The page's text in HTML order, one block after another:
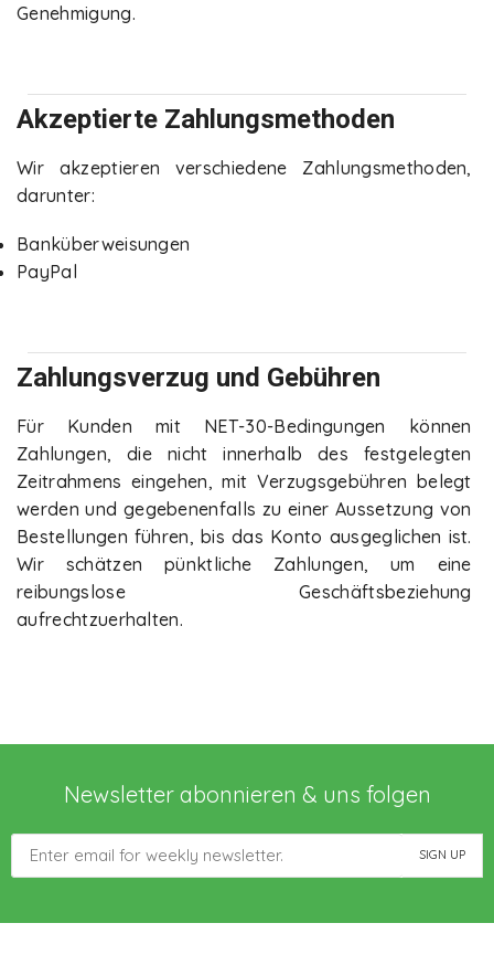
Genehmigung.
Akzeptierte Zahlungsmethoden
Wir akzeptieren verschiedene Zahlungsmethoden,
darunter:
Banküberweisungen
PayPal
Zahlungsverzug und Gebühren
Für Kunden mit NET-30-Bedingungen können
Zahlungen, die nicht innerhalb des festgelegten
Zeitrahmens eingehen, mit Verzugsgebühren belegt
werden und gegebenenfalls zu einer Aussetzung von
Bestellungen führen, bis das Konto ausgeglichen ist.
Wir schätzen pünktliche Zahlungen, um eine
reibungslose Geschäftsbeziehung
aufrechtzuerhalten.
Newsletter abonnieren & uns folgen